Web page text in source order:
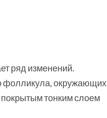
ряд изменений.
фолликула, окружающих
тонким слоем